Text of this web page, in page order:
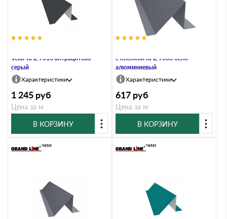
Velur RAL 7016 антрацитово-
серый
Характеристики
1 245 руб
Цена за м
В КОРЗИНУ
с пленкой RAL 9006 бело-
алюминиевый
Характеристики
617 руб
Цена за м
В КОРЗИНУ
В наличии В наличии